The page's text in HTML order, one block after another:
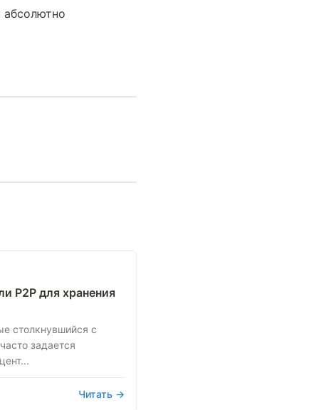
P2P для хранения
столкнувшийся с
задается
Читать →